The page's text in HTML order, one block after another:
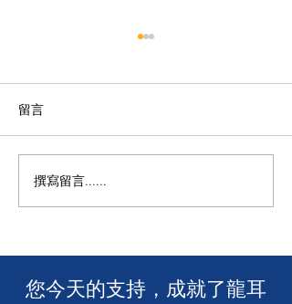
🧯 【推動資訊無障礙！龍
耳為葵盛西邨消防安全簡
留言
撰寫留言......
​您今天的支持，成就了龍耳